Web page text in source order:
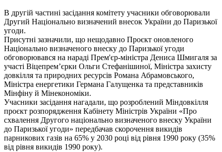
В другій частині засідання комітету учасники обговорювали
Другий Національно визначений внесок України до Паризької
угоди.
Присутні зазначили, що нещодавно Проєкт оновленого
Національно визначеного внеску до Паризької угоди
обговорювався на нараді Прем'єр-міністра Дениса Шмигаля за
участі Віцепрем’єрки Ольги Стефанішиної, Міністра захисту
довкілля та природних ресурсів Романа Абрамовського,
Міністра енергетики Германа Галущенка та представників
Мінфіну й Мінекономіки.
Учасники засідання нагадали, що розроблений Міндовкілля
проєкт розпорядження Кабінету Міністрів України «Про
схвалення Другого національно визначеного внеску України
до Паризької угоди» передбачав скорочення викидів
парникових газів на 65% у 2030 році від рівня 1990 року (35%
від рівня викидів 1990 року).